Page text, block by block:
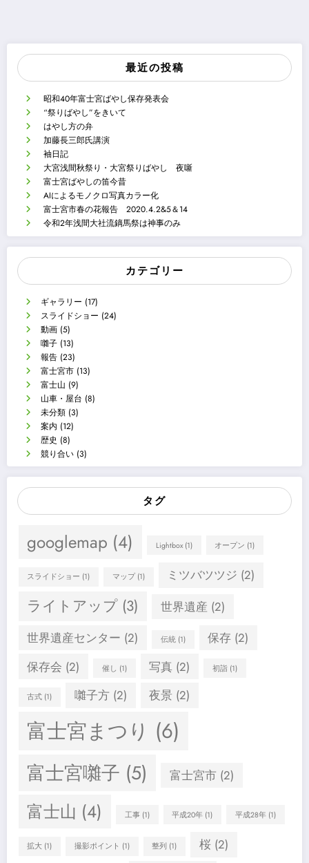
最近の投稿
昭和40年富士宮ばやし保存発表会
“祭りばやし”をきいて
はやし方の弁
加藤長三郎氏講演
袖日記
大宮浅間秋祭り・大宮祭りばやし 夜噺
富士宮ばやしの笛今昔
AIによるモノクロ写真カラー化
富士宮市春の花報告 2020.4.2&5＆14
令和2年浅間大社流鏑馬祭は神事のみ
カテゴリー
ギャラリー (17)
スライドショー (24)
動画 (5)
囃子 (13)
報告 (23)
富士宮市 (13)
富士山 (9)
山車・屋台 (8)
未分類 (3)
案内 (12)
歴史 (8)
競り合い (3)
タグ
googlemap (4) Lightbox(1) オープン (1)
スライドショー (1) マップ(1) ミツバツツジ (2)
ライトアップ (3) 世界遺産 (2)
世界遺産センター (2) 伝統(1) 保存 (2)
保存会 (2) 催し (1) 写真 (2) 初詣(1)
古式 (1) 囃子方(2) 夜景 (2)
富士宮まつり (6)
富士宮囃子 (5) 富士宮市(2)
富士山 (4) 工事(1) 平成20年 (1) 平成28年(1)
拡大 (1) 撮影ポイント (1) 整列 (1) 桜(2)